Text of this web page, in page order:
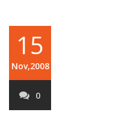
15
Nov,2008
0